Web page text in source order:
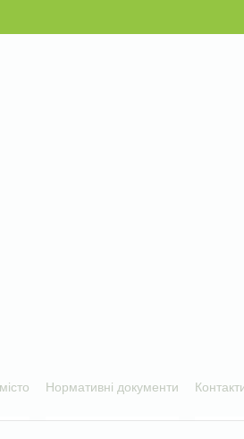
Нормативні документи